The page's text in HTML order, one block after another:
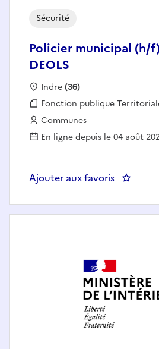
Policier municipal (h/
DEOLS
Sécurité
Localisation :
Indre(36)
Fonction publique :
Fonction publique
Employeur :
Communes
En ligne depuis le 04 août
Ajouter aux favoris :